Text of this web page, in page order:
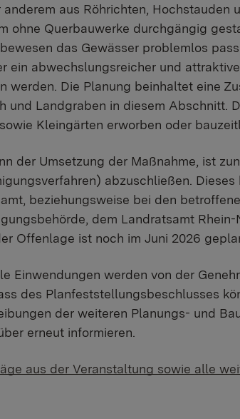
anderem aus Röhrichten, Hochstauden
ohne Querbauwerke durchgängig
das Gewässer problemlos
ein abwechslungsreicher und
werden. Die Planung beinhaltet eine
und Landgraben in diesem Abschnitt.
Kleingärten erworben oder
der Umsetzung der Maßnahme, ist
abzuschließen.
beziehungsweise bei den
dem Landratsamt
Offenlage ist noch im Juni 2026
Einwendungen werden von der
des Planfeststellungsbeschlusses
der weiteren Planungs- und
erneut informieren.
aus der Veranstaltung sowie alle